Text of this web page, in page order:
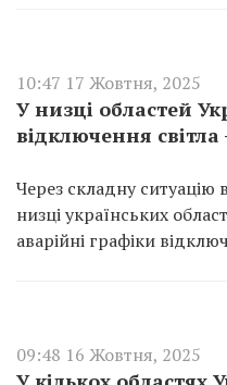
10:47 17 Жовтня, 2025
У низці областей
відключення світла
Через складну ситуацію
низці українських
аварійні графіки
09:48 16 Жовтня, 2025